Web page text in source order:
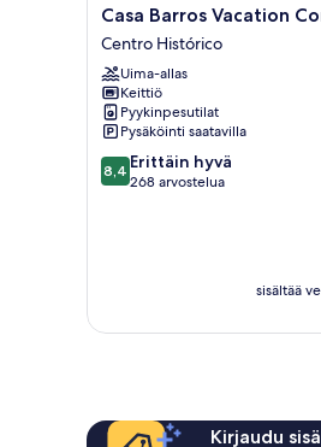
Casa
Barros
Vacation
Condos
Centro
Histórico
Casa Barros Vacation
Centro Histórico
Uima-allas
Keittiö
Pyykinpesutilat
Pysäköinti saatavilla
8.4
kautta
8,4 Erittäin hyvä
268 arvostelua
sisältää
Kirjaudu